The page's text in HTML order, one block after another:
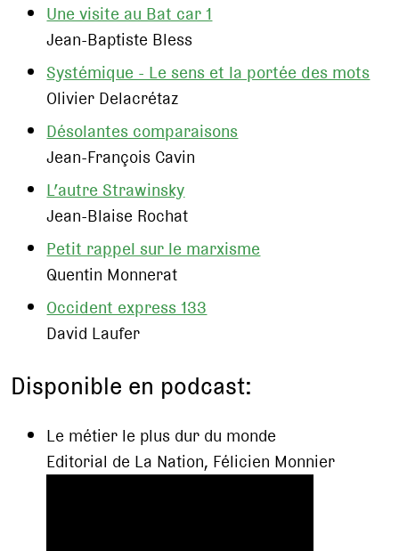
Une visite au Bat car 1
Jean-Baptiste Bless
Systémique - Le sens et la portée des mots
Olivier Delacrétaz
Désolantes comparaisons
Jean-François Cavin
L’autre Strawinsky
Jean-Blaise Rochat
Petit rappel sur le marxisme
Quentin Monnerat
Occident express 133
David Laufer
Disponible en podcast:
Le métier le plus dur du monde
Editorial de La Nation, Félicien Monnier